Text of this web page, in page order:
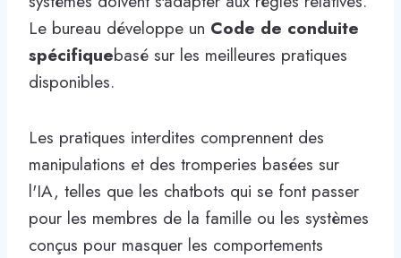
Le bureau développe un Code de conduite
spécifiquebasé sur les meilleures pratiques
disponibles.
Les pratiques interdites comprennent des
manipulations et des tromperies basées sur
l'IA, telles que les chatbots qui se font passer
pour les membres de la famille ou les systèmes
conçus pour masquer les comportements